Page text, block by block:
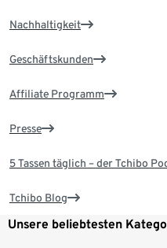
Nachhaltigkeit
Geschäftskunden
Affiliate Programm
Presse
5 Tassen täglich – der Tchibo
Tchibo Blog
Unsere beliebtesten